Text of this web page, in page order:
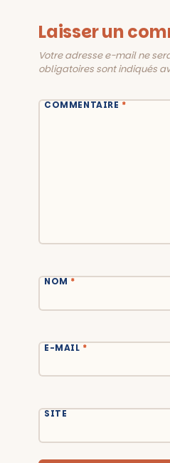
Laisser un
Votre adresse e-mail ne
obligatoires sont indiqués
COMMENTAIRE*
NOM*
E-MAIL *
SITE